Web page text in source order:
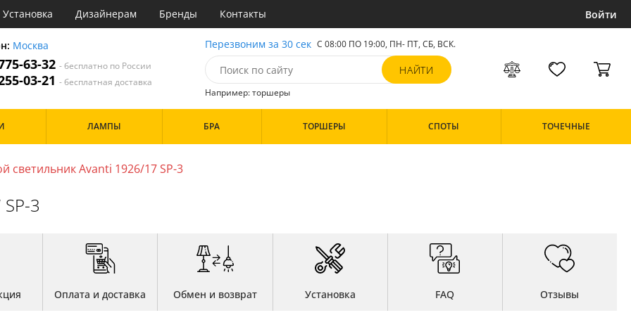
Установка Дизайнерам Бренды Контакты Войти
Москва
63-32- бесплатно по России
03-21- бесплатная доставка
Перезвоним за 30 сек С 08:00 ПО 19:00, ПН- ПТ, СБ, ВСК.
Например: торшеры
Кабинет
Золото
Дизайн/Форма
ЛАМПЫ БРА ТОРШЕРЫ СПОТЫ ТОЧЕЧНЫЕ
светильник Avanti 1926/17 SP-3
3
Оплата и доставка Обмен и возврат Установка FAQ Отзывы